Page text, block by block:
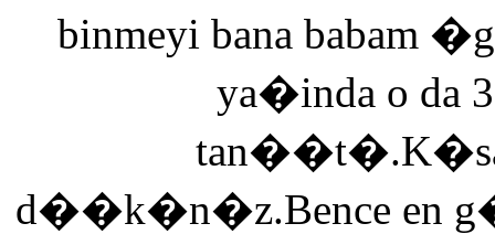
binmeyi bana babam
ya�inda o da
d��k�n�z.Bence en